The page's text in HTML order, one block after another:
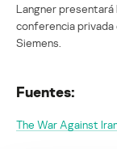
Langner presentará
conferencia privada
Siemens.
Fuentes:
The War Against